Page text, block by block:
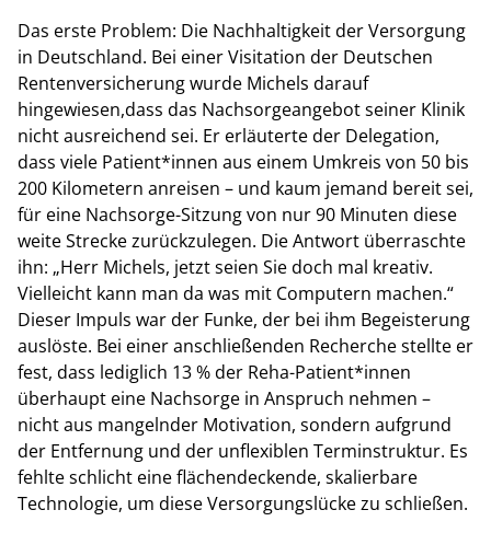
Das erste Problem: Die Nachhaltigkeit der Versorgung
in Deutschland. Bei einer Visitation der Deutschen
Rentenversicherung wurde Michels darauf
hingewiesen,dass das Nachsorgeangebot seiner Klinik
nicht ausreichend sei. Er erläuterte der Delegation,
dass viele Patient*innen aus einem Umkreis von 50 bis
200 Kilometern anreisen – und kaum jemand bereit sei,
für eine Nachsorge-Sitzung von nur 90 Minuten diese
weite Strecke zurückzulegen. Die Antwort überraschte
ihn: „Herr Michels, jetzt seien Sie doch mal kreativ.
Vielleicht kann man da was mit Computern machen.“
Dieser Impuls war der Funke, der bei ihm Begeisterung
auslöste. Bei einer anschließenden Recherche stellte er
fest, dass lediglich 13 % der Reha-Patient*innen
überhaupt eine Nachsorge in Anspruch nehmen –
nicht aus mangelnder Motivation, sondern aufgrund
der Entfernung und der unflexiblen Terminstruktur. Es
fehlte schlicht eine flächendeckende, skalierbare
Technologie, um diese Versorgungslücke zu schließen.